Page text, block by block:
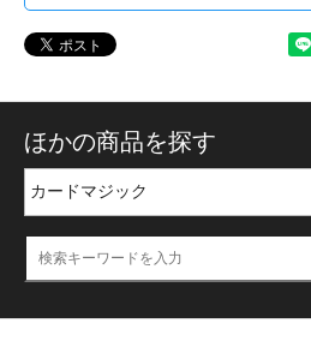
ほかの商品を探す